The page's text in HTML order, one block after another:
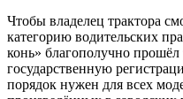
Чтобы владелец трактора
категорию водительских
конь» благополучно
государственную
порядок нужен для всех